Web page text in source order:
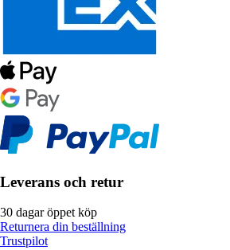
Leverans och retur
30 dagar öppet köp
Returnera din beställning
Trustpilot